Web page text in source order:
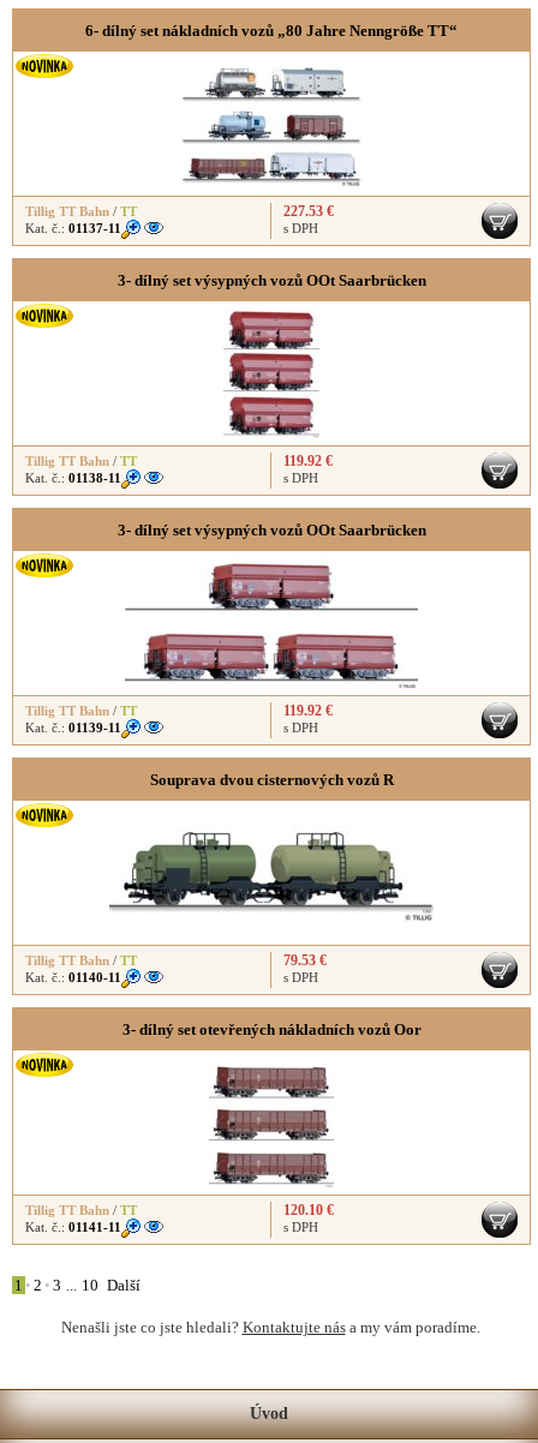
6- dílný set nákladních vozů „80 Jahre Nenngröße TT“
Tillig TT Bahn / TT
Kat. č.: 01137-11
227.53 €
s DPH
3- dílný set výsypných vozů OOt Saarbrücken
Tillig TT Bahn / TT
Kat. č.: 01138-11
119.92 €
s DPH
3- dílný set výsypných vozů OOt Saarbrücken
Tillig TT Bahn / TT
Kat. č.: 01139-11
119.92 €
s DPH
Souprava dvou cisternových vozů R
Tillig TT Bahn / TT
Kat. č.: 01140-11
79.53 €
s DPH
3- dílný set otevřených nákladních vozů Oor
Tillig TT Bahn / TT
Kat. č.: 01141-11
120.10 €
s DPH
1 • 2 • 3 ... 10 Další
Nenašli jste co jste hledali? Kontaktujte nása my vám poradíme.
Úvod